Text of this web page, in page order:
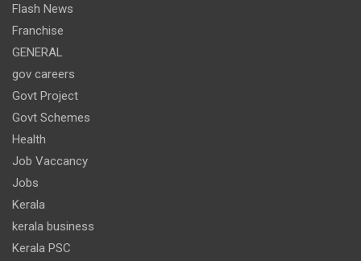
Flash News
Franchise
GENERAL
gov careers
Govt Project
Govt Schemes
Health
Job Vaccancy
Jobs
Kerala
kerala business
Kerala PSC